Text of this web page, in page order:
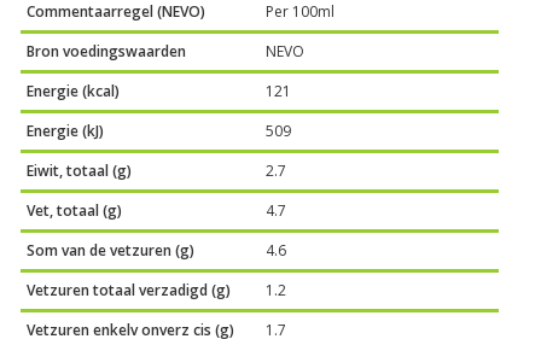
Commentaarregel (NEVO)
Per 100ml
Bron voedingswaarden
NEVO
Energie (kcal)
121
Energie (kJ)
509
Eiwit, totaal (g)
2.7
Vet, totaal (g)
4.7
Som van de vetzuren (g)
4.6
Vetzuren totaal verzadigd (g)
1.2
Vetzuren enkelv onverz cis (g)
1.7